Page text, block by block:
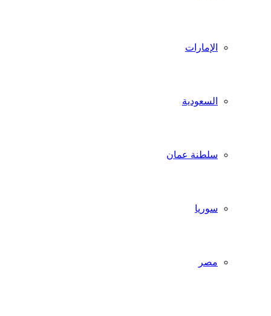
الإمارات
السعودية
سلطنة عمان
سوريا
مصر